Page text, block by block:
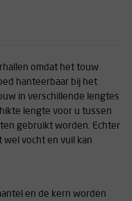
omdat het touw
hanteerbaar bij het
in verschillende lengtes
lengte voor u tussen
gebruikt worden. Echter
vocht en vuil kan
en de kern worden